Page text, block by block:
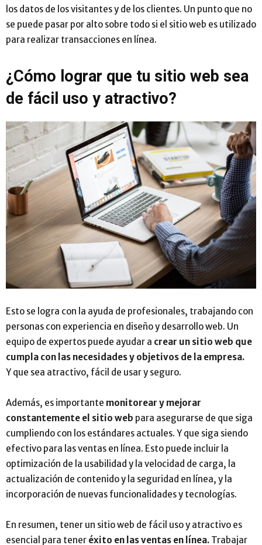
los datos de los visitantes y de los clientes. Un punto que no
se puede pasar por alto sobre todo si el sitio web es utilizado
para realizar transacciones en línea.
¿Cómo lograr que tu sitio web sea
de fácil uso y atractivo?
Esto se logra con la ayuda de profesionales, trabajando con
personas con experiencia en diseño y desarrollo web. Un
equipo de expertos puede ayudar a crear un sitio web que
cumpla con las necesidades y objetivos de la empresa.
Y que sea atractivo, fácil de usar y seguro.
Además, es importante monitorear y mejorar
constantemente el sitio web para asegurarse de que siga
cumpliendo con los estándares actuales. Y que siga siendo
efectivo para las ventas en línea. Esto puede incluir la
optimización de la usabilidad y la velocidad de carga, la
actualización de contenido y la seguridad en línea, y la
incorporación de nuevas funcionalidades y tecnologías.
En resumen, tener un sitio web de fácil uso y atractivo es
esencial para tener éxito en las ventas en línea. Trabajar